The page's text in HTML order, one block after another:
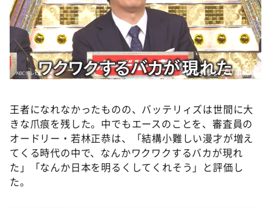
©️M-1グランプリ事務局
王者になれなかったものの、バッテリィズは世間に大
きな爪痕を残した。中でもエースのことを、審査員の
オードリー・若林正恭は、「結構小難しい漫才が増え
てくる時代の中で、なんかワクワクするバカが現れ
た」「なんか日本を明るくしてくれそう」と評価し
た。